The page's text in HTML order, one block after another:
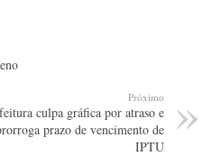
Próximo
culpa gráfica por atraso e
prazo de vencimento de
IPTU